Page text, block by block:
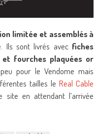
limitée et assemblés à
Ils sont livrés avecfiches
fourches plaquées or
pour le Vendome mais
tailles leReal Cable
site en attendant l’arrivée